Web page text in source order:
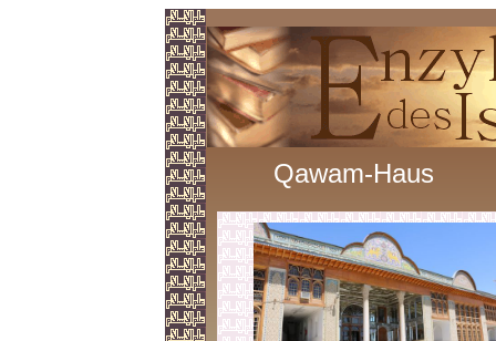
Qawam-Haus